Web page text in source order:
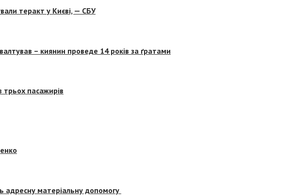
теракт у Києві, — СБУ
– киянин проведе 14 років за ґратами
трьох пасажирів
матеріальну допомогу